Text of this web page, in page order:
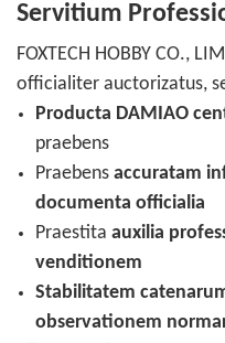
Servitium
FOXTECH HOBBY CO.,
officialiter auctorizatus,
Producta DAMIAO
praebens
Praebens accuratam
documenta officialia
Praestita auxilia
venditionem
Stabilitatem
observationem